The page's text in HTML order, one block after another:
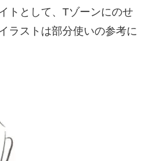
トとして、Tゾーンにのせ
ラストは部分使いの参考に